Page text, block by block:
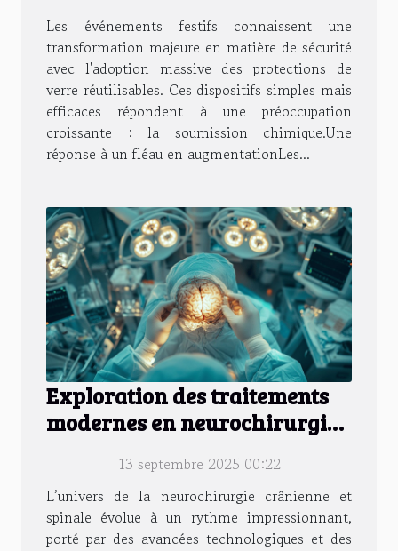
Les événements festifs connaissent une
transformation majeure en matière de sécurité
avec l'adoption massive des protections de
verre réutilisables. Ces dispositifs simples mais
efficaces répondent à une préoccupation
croissante : la soumission chimique.​Une
réponse à un fléau en augmentationLes...
Exploration des traitements
modernes en neurochirurgie
13 septembre 2025 00:22
L’univers de la neurochirurgie crânienne et
spinale évolue à un rythme impressionnant,
porté par des avancées technologiques et des